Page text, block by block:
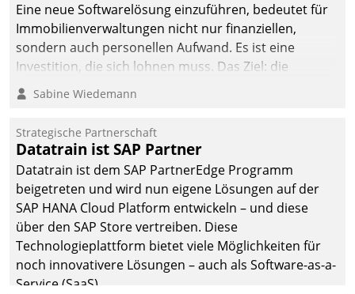
Eine neue Softwarelösung einzuführen, bedeutet für
Immobilienverwaltungen nicht nur finanziellen,
sondern auch personellen Aufwand. Es ist eine
Investition, die sich lohnen muss. Das Ziel: die
nachhaltige Optimierung der Geschäftsabläufe. Damit
dieses Ziel erreicht wird, sollten einige Grundregeln
Sabine Wiedemann
Strategische Partnerschaft
Datatrain ist SAP Partner
Datatrain ist dem SAP PartnerEdge Programm
beigetreten und wird nun eigene Lösungen auf der
SAP HANA Cloud Platform entwickeln – und diese
über den SAP Store vertreiben. Diese
Technologieplattform bietet viele Möglichkeiten für
noch innovativere Lösungen – auch als Software-as-a-
Service (SaaS).